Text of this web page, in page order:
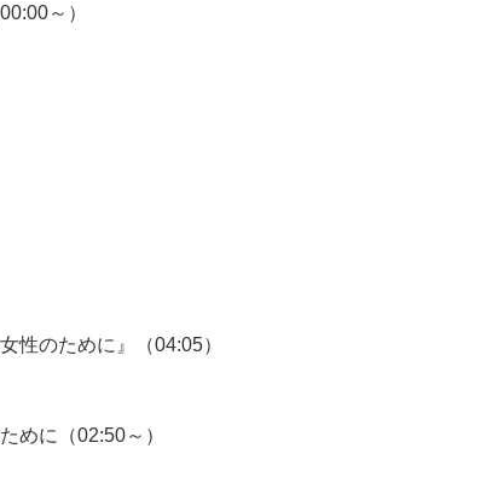
～）
性のために』（04:05）
めに（02:50～）